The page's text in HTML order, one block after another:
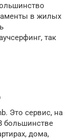
в жилых
так
Это сервис, на
большинстве
дома,